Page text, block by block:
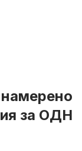
намерено
за ОДН